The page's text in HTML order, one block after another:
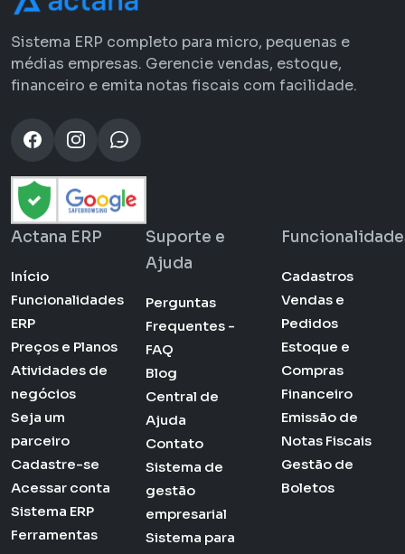
Sistema ERP completo para micro, pequenas e
médias empresas. Gerencie vendas, estoque,
financeiro e emita notas fiscais com facilidade.
Actana ERP
Início
Funcionalidades
ERP
Preços e Planos
Atividades de
negócios
Seja um
parceiro
Cadastre-se
Acessar conta
Sistema ERP
Ferramentas
Suporte e
Ajuda
Perguntas
Frequentes -
FAQ
Blog
Central de
Ajuda
Contato
Sistema de
gestão
empresarial
Sistema para
Cadastros
Vendas e
Pedidos
Estoque e
Compras
Financeiro
Emissão de
Notas Fiscais
Gestão de
Boletos